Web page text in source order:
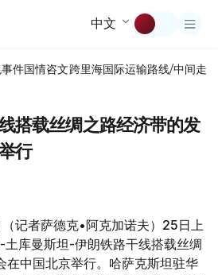
中文
事件国情咨文跨里海国际运输路线/中间走廊
搭载丝绸之路经济带的发
行
记者萨德克•阿克加诺夫）25日上
库曼斯坦-伊朗铁路干线搭载丝绸
在中国北京举行。哈萨克斯坦驻华